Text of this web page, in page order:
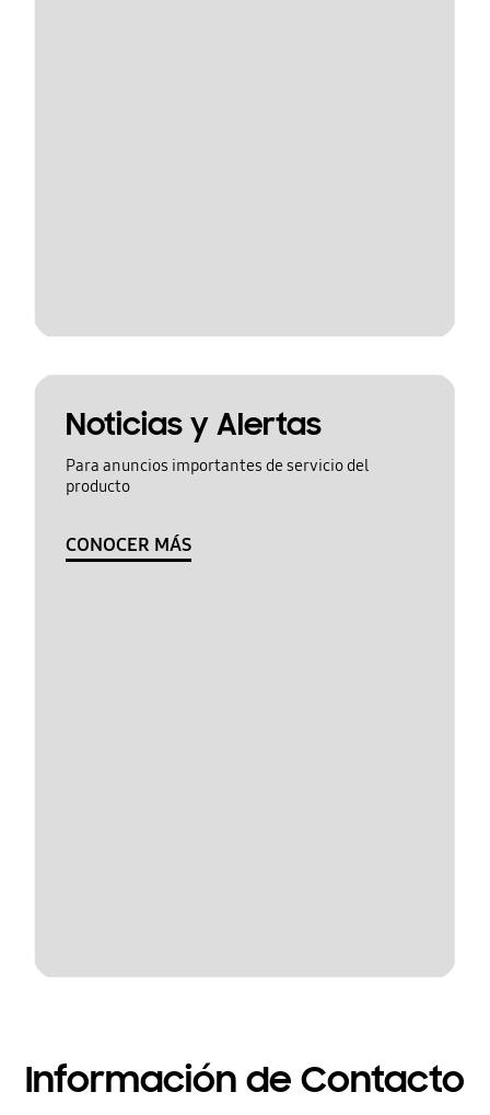
Noticias y Alertas
Para anuncios importantes de servicio del
producto
CONOCER MÁS
Información de Contacto